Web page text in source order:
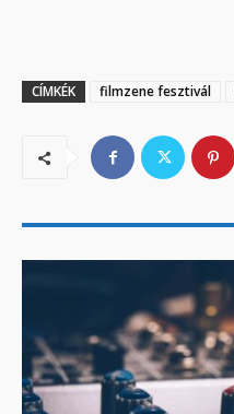
CÍMKÉK filmzene fesztivál